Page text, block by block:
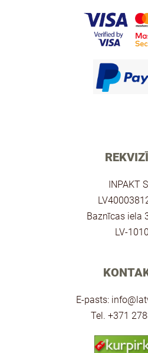
INPAKT
Baznīcas iela
LV-1010
E-pasts:
Tel. +371